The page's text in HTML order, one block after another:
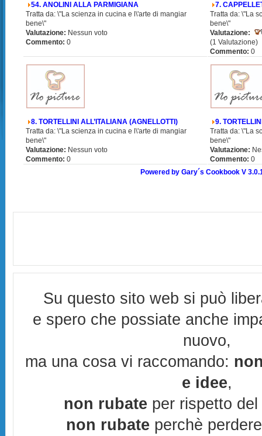
54. ANOLINI ALLA PARMIGIANA
Tratta da: \"La scienza in cucina e l\'arte di mangiar
bene\"
Valutazione: Nessun voto
Commento: 0
7.
Tratta da: \"La
bene\"
Valutazione:
(1 Valutazione)
Commento: 0
8. TORTELLINI ALL’ITALIANA (AGNELLOTTI)
Tratta da: \"La scienza in cucina e l\'arte di mangiar
bene\"
Valutazione: Nessun voto
Commento: 0
9.
Tratta da: \"La
bene\"
Valutazione:
Commento: 0
Powered by Gary´s Cookbook V
Su questo sito web si può
e spero che possiate anche
nuovo,
ma una cosa vi raccomando:
e idee,
non rubate per rispetto
non rubate perchè